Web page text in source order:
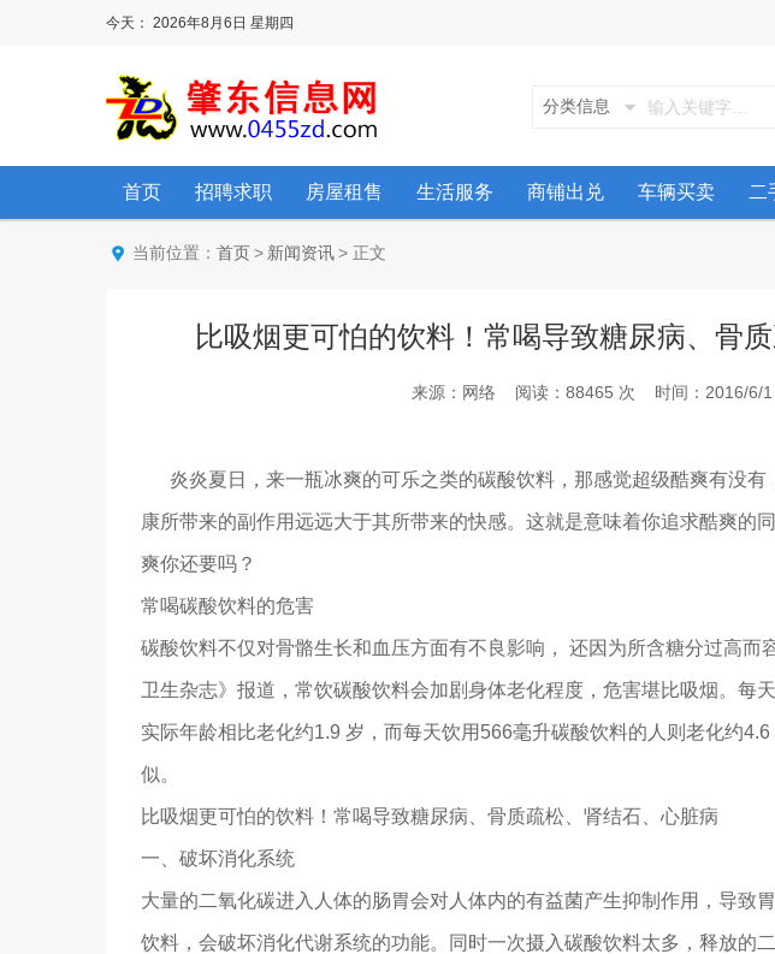
今天： 2026年8月6日 星期四
分类信息
首页 招聘求职 房屋租售 生活服务 商铺出兑 车辆买卖 二
当前位置： 首页 > 新闻资讯 > 正文
比吸烟更可怕的饮料！常喝导致糖尿病、骨
来源：网络 阅读：88465 次 时间：2016/6/1
炎炎夏日，来一瓶冰爽的可乐之类的碳酸饮料，那感觉超级酷爽有没有
康所带来的副作用远远大于其所带来的快感。这就是意味着你追求酷爽的
爽你还要吗？
常喝碳酸饮料的危害
碳酸饮料不仅对骨骼生长和血压方面有不良影响， 还因为所含糖分过高而
卫生杂志》报道，常饮碳酸饮料会加剧身体老化程度，危害堪比吸烟。每
实际年龄相比老化约1.9 岁，而每天饮用566毫升碳酸饮料的人则老化约
似。
比吸烟更可怕的饮料！常喝导致糖尿病、骨质疏松、肾结石、心脏病
一、破坏消化系统
大量的二氧化碳进入人体的肠胃会对人体内的有益菌产生抑制作用，导致
饮料，会破坏消化代谢系统的功能。同时一次摄入碳酸饮料太多，释放的